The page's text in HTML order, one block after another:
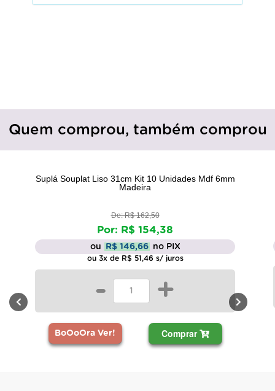
Quem comprou, também comprou
Suplá Souplat Liso 31cm Kit 10 Unidades Mdf 6mm
Madeira
De: R$ 162,50
Por: R$ 154,38
ou R$ 146,66 no PIX
ou 3x de R$ 51,46 s/ juros
- +
BoOoOra Ver! Comprar